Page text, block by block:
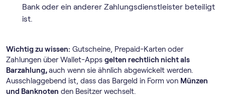
Bank oder ein anderer Zahlungsdienstleister beteiligt
ist.
Wichtig zu wissen: Gutscheine, Prepaid-Karten oder
Zahlungen über Wallet-Apps gelten rechtlich nicht als
Barzahlung,auch wenn sie ähnlich abgewickelt werden.
Ausschlaggebend ist, dass das Bargeld in Form von Münzen
und Banknoten den Besitzer wechselt.